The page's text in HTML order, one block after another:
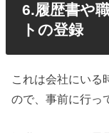
6.履歴書や
トの登録
これは会社にいる
ので、事前に行っ